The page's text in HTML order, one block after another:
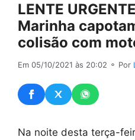
LENTE
Marinha
colisão com
Em 05/10/2021 às 20:02 ⚬ Por
Na noite desta terça-